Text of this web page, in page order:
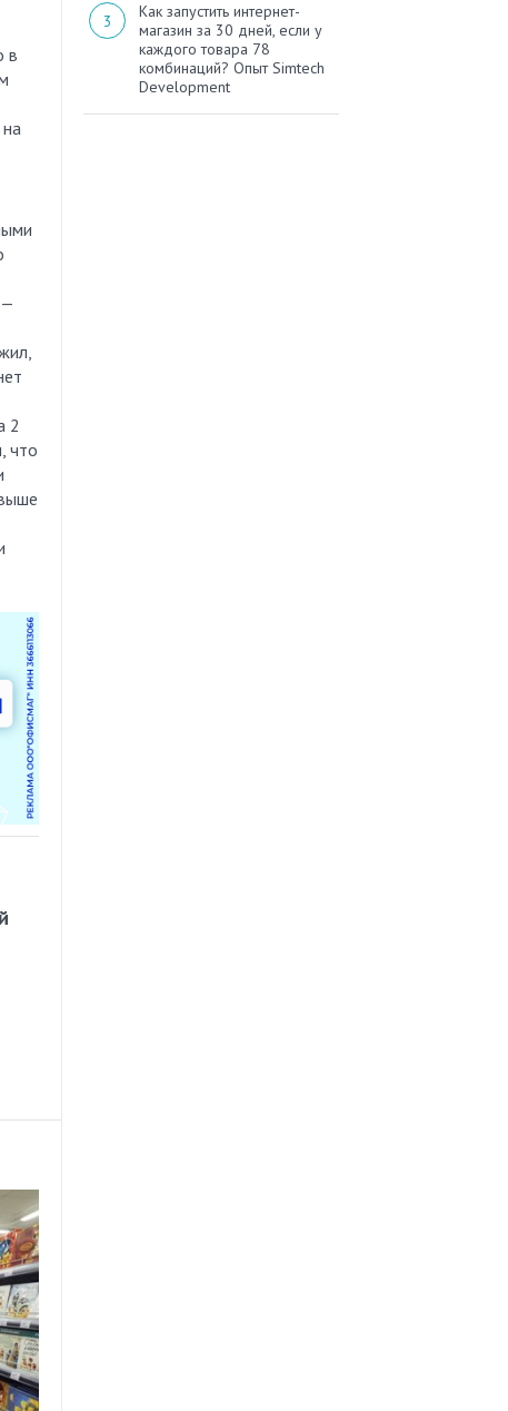
в
2
что
Как запустить интернет-
магазин за 30 дней, если у
каждого товара 78
комбинаций? Опыт Simtech
Development